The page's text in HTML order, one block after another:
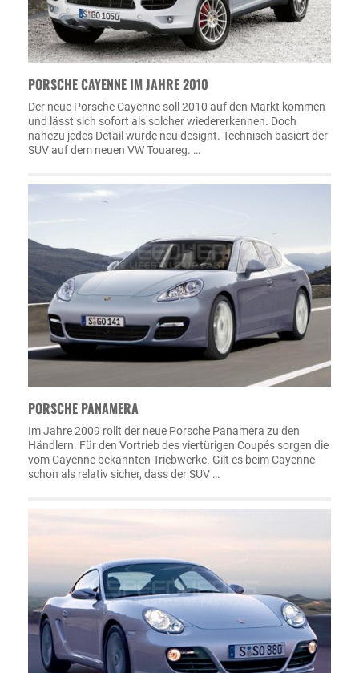
PORSCHE CAYENNE IM JAHRE 2010
Der neue Porsche Cayenne soll 2010 auf den Markt kommen
und lässt sich sofort als solcher wiedererkennen. Doch
nahezu jedes Detail wurde neu designt. Technisch basiert der
SUV auf dem neuen VW Touareg. …
PORSCHE PANAMERA
Im Jahre 2009 rollt der neue Porsche Panamera zu den
Händlern. Für den Vortrieb des viertürigen Coupés sorgen die
vom Cayenne bekannten Triebwerke. Gilt es beim Cayenne
schon als relativ sicher, dass der SUV …